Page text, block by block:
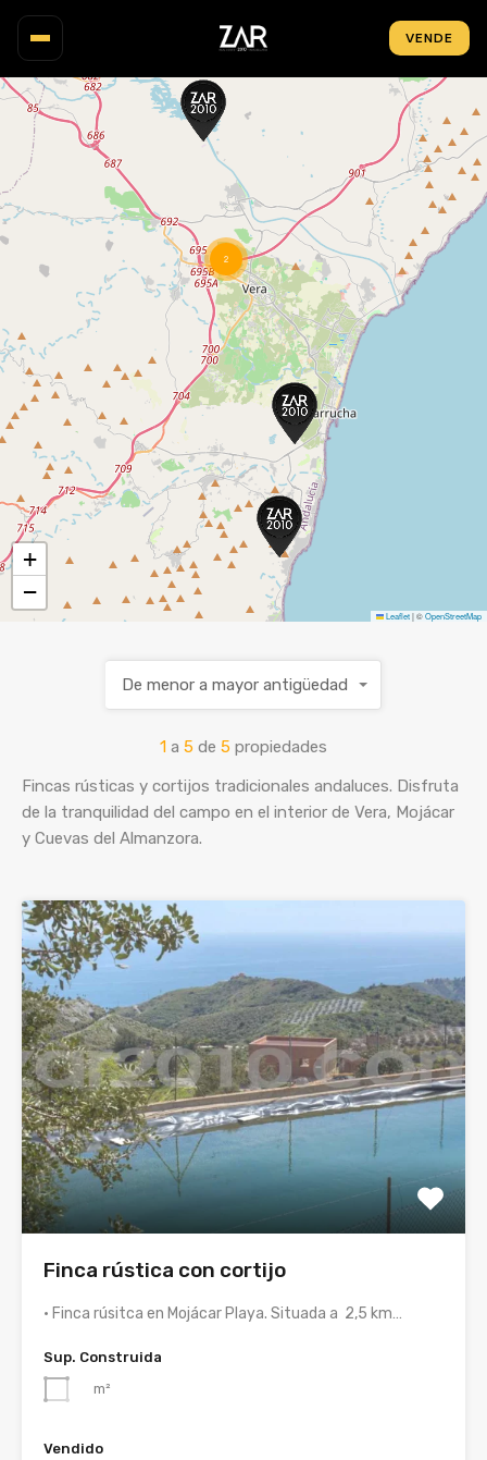
VENDE
INMUEBLES
MAPA
OBRA NUEVA
INVERSIÓN
NOSOTROS
BLOG
CONTACTO
VENDE TU CASA
ENG
2
+
−
Leaflet|©OpenStreetMap
1 a 5 de 5 propiedades
De menor a mayor antigüedad
Fincas rústicas y cortijos tradicionales andaluces. Disfruta
de la tranquilidad del campo en el interior de Vera, Mojácar
y Cuevas del Almanzora.
Finca rústica con cortijo
• Finca rúsitca en Mojácar Playa. Situada a 2,5 km…
Sup. Construida
m²
Vendido